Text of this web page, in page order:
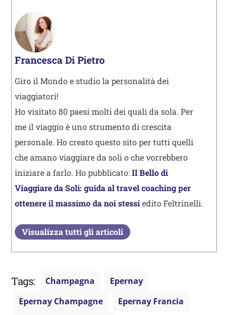
Francesca Di Pietro
Giro il Mondo e studio la personalità dei
viaggiatori!
Ho visitato 80 paesi molti dei quali da sola. Per
me il viaggio è uno strumento di crescita
personale. Ho creato questo sito per tutti quelli
che amano viaggiare da soli o che vorrebbero
iniziare a farlo. Ho pubblicato:Il Bello di
Viaggiare da Soli: guida al travel coaching per
ottenere il massimo da noi stessiedito Feltrinelli.
Visualizza tutti gli articoli
Tags: Champagna
Epernay
Epernay Champagne
Epernay Francia